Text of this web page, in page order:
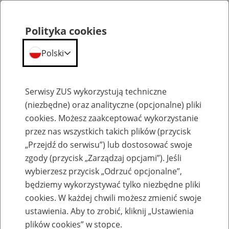
Emerytury
Baza zlikwidowanych lub
przekształconych zakładów pracy
Polityka cookies
Polski
Serwisy ZUS wykorzystują techniczne
(niezbędne) oraz analityczne (opcjonalne) pliki
cookies. Możesz zaakceptować wykorzystanie
przez nas wszystkich takich plików (przycisk
„Przejdź do serwisu”) lub dostosować swoje
zgody (przycisk „Zarządzaj opcjami”). Jeśli
wybierzesz przycisk „Odrzuć opcjonalne”,
będziemy wykorzystywać tylko niezbędne pliki
cookies. W każdej chwili możesz zmienić swoje
ustawienia. Aby to zrobić, kliknij „Ustawienia
plików cookies” w stopce.